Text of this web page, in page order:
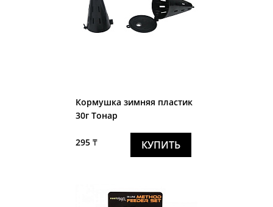
Кормушка зимняя пластик
30г Тонар
295 ₸ КУПИТЬ